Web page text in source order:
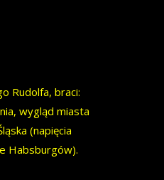
Rudolfa, braci:
wygląd miasta
(napięcia
Habsburgów).